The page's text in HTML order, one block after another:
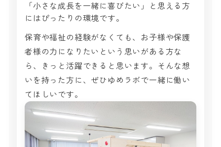
「小さな成長を一緒に喜びたい」と思える方
にはぴったりの環境です。
保育や福祉の経験がなくても、お子様や保護
者様の力になりたいという思いがある方な
ら、きっと活躍できると思います。そんな想
いを持った方に、ぜひゆめラボで一緒に働い
てほしいです。